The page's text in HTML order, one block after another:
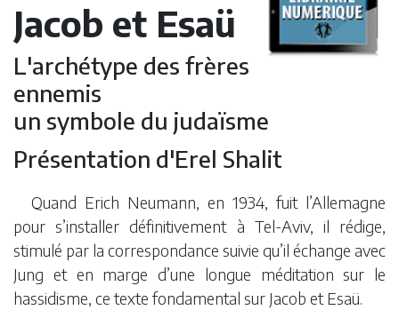
Jacob et Esaü
L'archétype des frères
ennemis
un symbole du judaïsme
Présentation d'Erel Shalit
Quand Erich Neumann, en 1934, fuit l’Allemagne
pour s’installer définitivement à Tel-Aviv, il rédige,
stimulé par la correspondance suivie qu’il échange avec
Jung et en marge d’une longue méditation sur le
hassidisme, ce texte fondamental sur Jacob et Esaü.